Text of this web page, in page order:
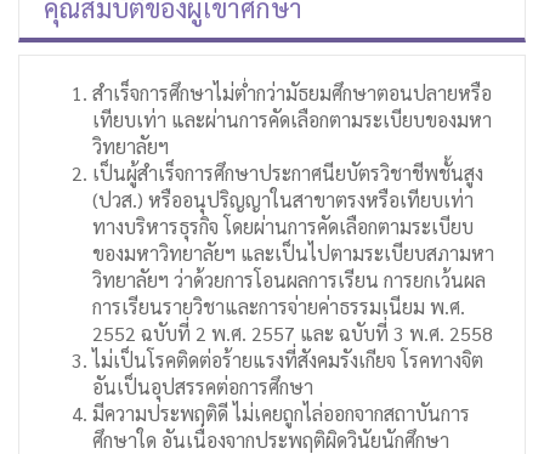
คุณสมบัติของผู้เข้าศึกษา
สำเร็จการศึกษาไม่ต่ำกว่ามัธยมศึกษาตอนปลายหรือ
เทียบเท่า และผ่านการคัดเลือกตามระเบียบของมหา
วิทยาลัยฯ
เป็นผู้สำเร็จการศึกษาประกาศนียบัตรวิชาชีพชั้นสูง
(ปวส.) หรืออนุปริญญาในสาขาตรงหรือเทียบเท่า
ทางบริหารธุรกิจ โดยผ่านการคัดเลือกตามระเบียบ
ของมหาวิทยาลัยฯ และเป็นไปตามระเบียบสภามหา
วิทยาลัยฯ ว่าด้วยการโอนผลการเรียน การยกเว้นผล
การเรียนรายวิชาและการจ่ายค่าธรรมเนียม พ.ศ.
2552 ฉบับที่ 2 พ.ศ. 2557 และ ฉบับที่ 3 พ.ศ. 2558
ไม่เป็นโรคติดต่อร้ายแรงที่สังคมรังเกียจ โรคทางจิต
อันเป็นอุปสรรคต่อการศึกษา
มีความประพฤติดี ไม่เคยถูกไล่ออกจากสถาบันการ
ศึกษาใด อันเนื่องจากประพฤติผิดวินัยนักศึกษา